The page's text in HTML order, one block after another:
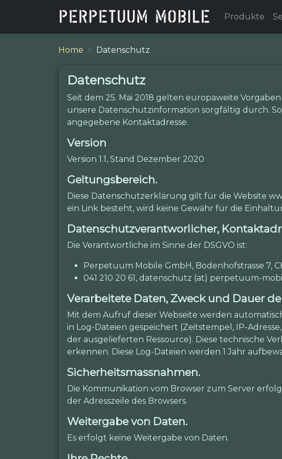
Produkte
Home Datenschutz
Datenschutz
Seit dem 25. Mai 2018 gelten europaweite
unsere Datenschutzinformation sorgfältig durch.
angegebene Kontaktadresse.
Version
Version 1.1, Stand Dezember 2020
Geltungsbereich.
Diese Datenschutzerklärung gilt für die Website
ein Link besteht, wird keine Gewähr für die
Datenschutzverantworlicher,
Die Verantwortliche im Sinne der DSGVO ist:
Perpetuum Mobile GmbH, Bodenhofstrasse 7,
041 210 20 61, datenschutz (at) perpetuum-
Verarbeitete Daten, Zweck und Dauer
Mit dem Aufruf dieser Webseite werden
in Log-Dateien gespeichert (Zeitstempel, IP-
der ausgelieferten Ressource). Diese technische
erkennen. Diese Log-Dateien werden 1 Jahr
Sicherheitsmassnahmen.
Die Kommunikation vom Browser zum Server
der Adresszeile des Browsers.
Weitergabe von Daten.
Es erfolgt keine Weitergabe von Daten.